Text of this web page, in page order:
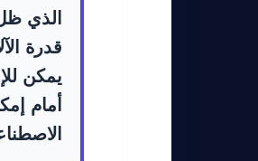
الذي
قدرة
يمكن
أمام